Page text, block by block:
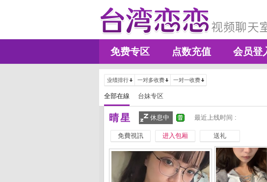
免费专区 点数充值 会员登
业绩排行 一对多收费 一对一收费
全部在線 台妹专区
晴星 休息中 最近上线时间 :
免費視訊 进入包厢 送礼